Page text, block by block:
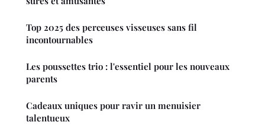
Top 2025 des perceuses visseuses sans fil
incontournables
Les poussettes trio : l'essentiel pour les nouveaux
parents
Cadeaux uniques pour ravir un menuisier
talentueux